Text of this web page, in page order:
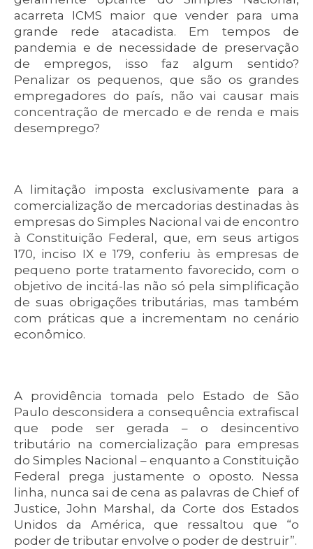
acarreta ICMS maior que vender para uma
grande rede atacadista. Em tempos de
pandemia e de necessidade de preservação
de empregos, isso faz algum sentido?
Penalizar os pequenos, que são os grandes
empregadores do país, não vai causar mais
concentração de mercado e de renda e mais
desemprego?
A limitação imposta exclusivamente para a
comercialização de mercadorias destinadas às
empresas do Simples Nacional vai de encontro
à Constituição Federal, que, em seus artigos
170, inciso IX e 179, conferiu às empresas de
pequeno porte tratamento favorecido, com o
objetivo de incitá-las não só pela simplificação
de suas obrigações tributárias, mas também
com práticas que a incrementam no cenário
econômico.
A providência tomada pelo Estado de São
Paulo desconsidera a consequência extrafiscal
que pode ser gerada – o desincentivo
tributário na comercialização para empresas
do Simples Nacional – enquanto a Constituição
Federal prega justamente o oposto. Nessa
linha, nunca sai de cena as palavras de Chief of
Justice, John Marshal, da Corte dos Estados
Unidos da América, que ressaltou que “o
poder de tributar envolve o poder de destruir”.